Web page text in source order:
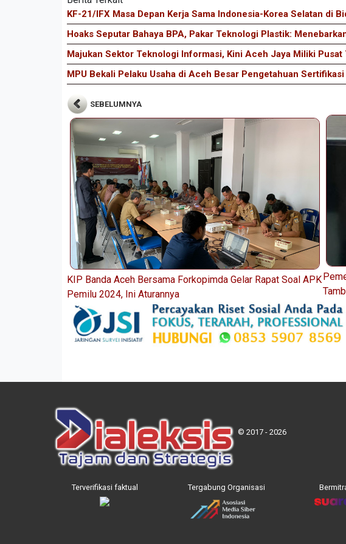
KF-21/IFX Masa Depan Kerja Sama Indonesia-Korea Selatan di
Hoaks Seputar Bahaya BPA, Pakar Teknologi Plastik:
Majukan Sektor Teknologi Informasi, Kini Aceh Jaya Miliki Pusat
MPU Bekali Pelaku Usaha di Aceh Besar Pengetahuan Sertifikasi
SEBELUMNYA
KIP Banda Aceh Bersama Forkopimda Gelar Rapat Soal APK
Pemilu 2024, Ini Aturannya
© 2017 - 2026
Terverifikasi faktual Tergabung Organisasi